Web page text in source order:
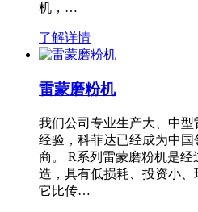
机，…
了解详情
雷蒙磨粉机
我们公司专业生产大、中
经验，科菲达已经成为中
商。 R系列雷蒙磨粉机是
造，具有低损耗、投资小、
它比传…